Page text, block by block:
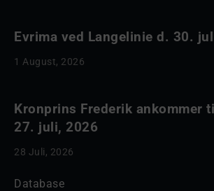
Evrima ved Langelinie d. 30.
1 August, 2026
Kronprins Frederik ankommer
27. juli, 2026
28 Juli, 2026
Database